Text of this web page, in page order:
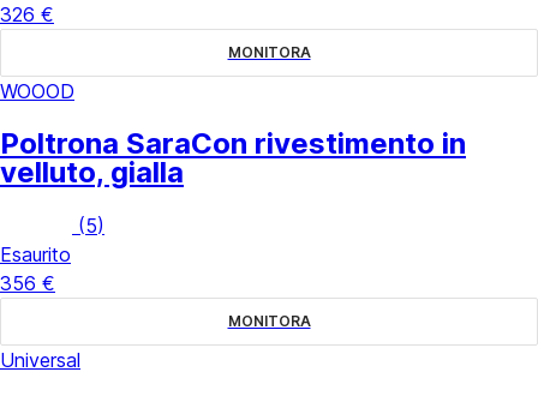
326 €
MONITORA
WOOOD
Poltrona SaraCon rivestimento in
velluto, gialla
(5)
Esaurito
356 €
MONITORA
Universal